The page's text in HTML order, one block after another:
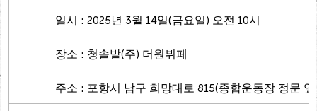
일시 : 2025년 3월 14일(금요일) 오전 10시
장소 : 청솔밭(주) 더원뷔페
주소 : 포항시 남구 희망대로 815(종합운동장 정문 앞